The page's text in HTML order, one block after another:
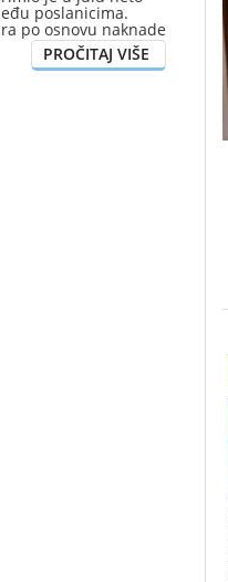
poslanicima.
po osnovu naknade
primanjima koje je